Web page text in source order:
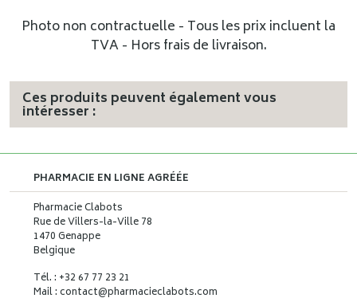
Photo non contractuelle - Tous les prix incluent la
TVA - Hors frais de livraison.
Ces produits peuvent également vous
intéresser :
PHARMACIE EN LIGNE AGRÉÉE
Pharmacie Clabots
Rue de Villers-la-Ville 78
1470 Genappe
Belgique
Tél. : +32 67 77 23 21
Mail : contact@pharmacieclabots.com